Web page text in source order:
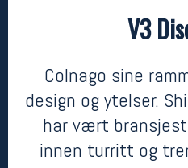
V3
Colnago sine
design og ytelser.
har vært
innen turritt og
kr